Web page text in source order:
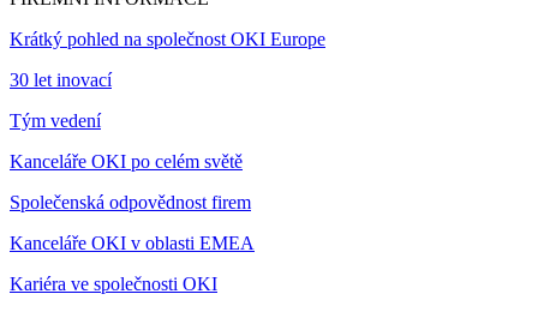
Krátký pohled na společnost OKI Europe
30 let inovací
Tým vedení
Kanceláře OKI po celém světě
Společenská odpovědnost firem
Kanceláře OKI v oblasti EMEA
Kariéra ve společnosti OKI